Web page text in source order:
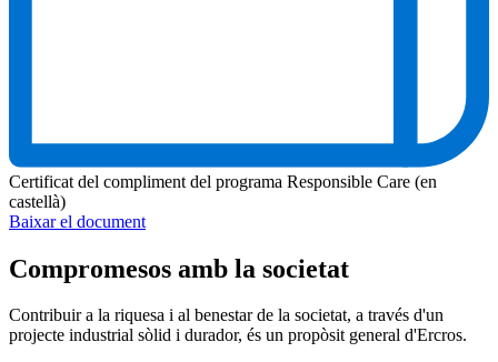
Certificat del compliment del programa Responsible Care (en
castellà)
Baixar el document
Compromesos amb la societat
Contribuir a la riquesa i al benestar de la societat, a través d'un
projecte industrial sòlid i durador, és un propòsit general d'Ercros.